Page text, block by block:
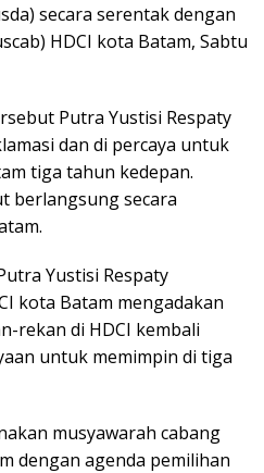
secara serentak dengan
HDCI kota Batam, Sabtu
Putra Yustisi Respaty
dan di percaya untuk
tiga tahun kedepan.
berlangsung secara
Yustisi Respaty
kota Batam mengadakan
rekan di HDCI kembali
untuk memimpin di tiga
musyawarah cabang
dengan agenda pemilihan